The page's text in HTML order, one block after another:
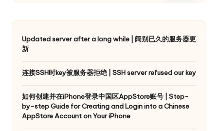
Updated server after a long while | 阔别已久的服务器更
新
连接SSH时key被服务器拒绝 | SSH server refused our key
如何创建并在iPhone登录中国区AppStore账号 | Step-
by-step Guide for Creating and Login into a Chinese
AppStore Account on Your iPhone